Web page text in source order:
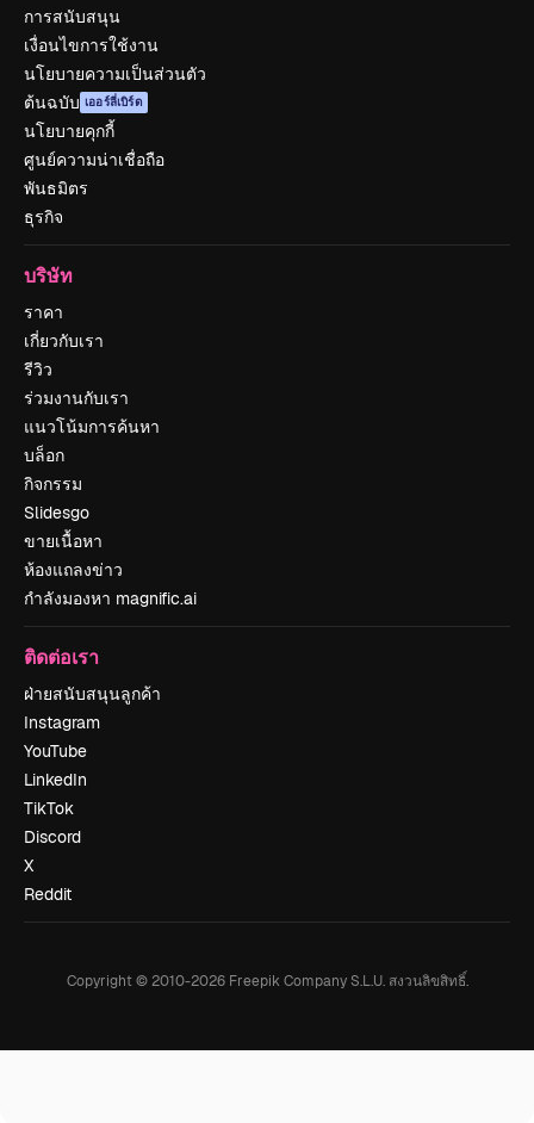
การสนับสนุน
เงื่อนไขการใช้งาน
นโยบายความเป็นส่วนตัว
ต้นฉบับ เออร์ลี่เบิร์ด
นโยบายคุกกี้
ศูนย์ความน่าเชื่อถือ
พันธมิตร
ธุรกิจ
บริษัท
ราคา
เกี่ยวกับเรา
รีวิว
ร่วมงานกับเรา
แนวโน้มการค้นหา
บล็อก
กิจกรรม
Slidesgo
ขายเนื้อหา
ห้องแถลงข่าว
กำลังมองหา magnific.ai
ติดต่อเรา
ฝ่ายสนับสนุนลูกค้า
Instagram
YouTube
LinkedIn
TikTok
Discord
X
Reddit
Copyright © 2010-2026Freepik Company S.L.U. สงวนลิขสิทธิ์.